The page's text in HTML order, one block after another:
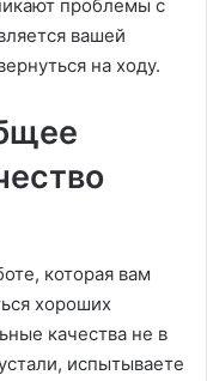
проблемы с
вашей
на ходу.
которая вам
хороших
качества не в
испытываете